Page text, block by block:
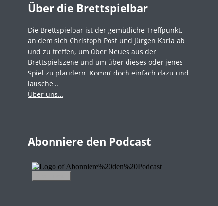
Über die Brettspielbar
Die Brettspielbar ist der gemütliche Treffpunkt,
an dem sich Christoph Post und Jürgen Karla ab
und zu treffen, um über Neues aus der
Brettspielszene und um über dieses oder jenes
Spiel zu plaudern. Komm‘ doch einfach dazu und
lausche…
Über uns…
Abonniere den Podcast